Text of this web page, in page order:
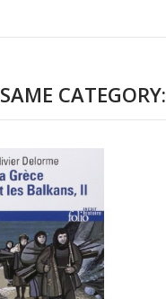
CATEGORY: